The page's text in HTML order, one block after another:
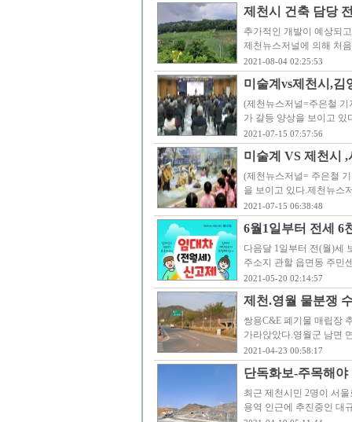
제천시 건축 담당
추가적인 개발이 예상되
제천뉴스저널에 의해 처
2021-08-04 02:25:53
미술계vs제천시,
(제천뉴스저널=주은철
가 갈등 양상을 보이고
2021-07-15 07:57:56
미술계 VS 제천시
(제천뉴스저널= 주은철
을 보이고 있다.제천뉴스
2021-07-15 06:38:48
6월1일부터 전세 6
다음달 1일부터 전(월)세
주소지 관할 읍면동 주민
2021-05-20 02:14:57
제천.영월 물분쟁
쌍용C&E 폐기물 매립장
가라앉았다.영월군 남면
2021-04-23 00:58:17
단독화보-주목해
최근 제천시민 2명이 서
용역 인근에 추진중인 대